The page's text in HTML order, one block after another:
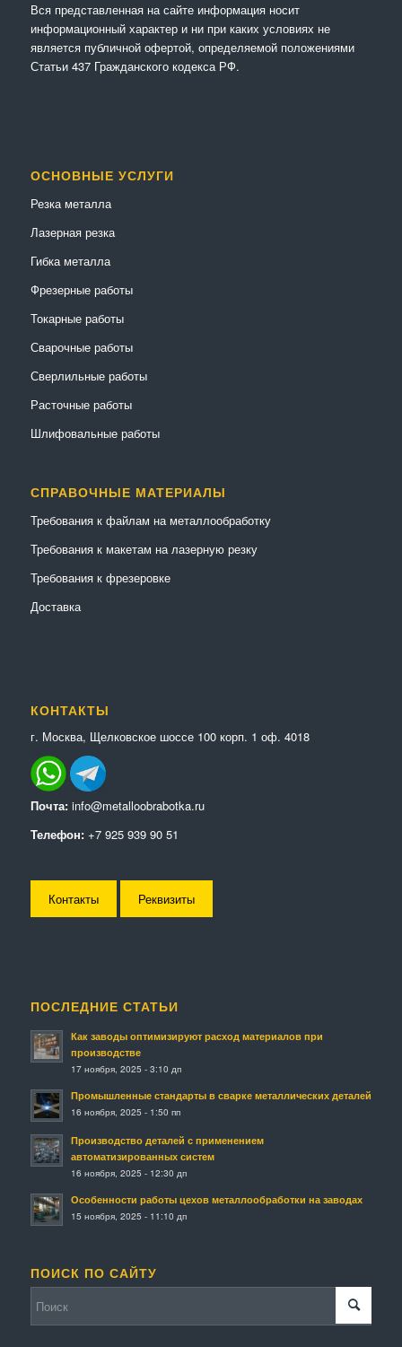
Вся представленная на сайте информация носит
информационный характер и ни при каких условиях не
является публичной офертой, определяемой положениями
Статьи 437 Гражданского кодекса РФ.
ОСНОВНЫЕ УСЛУГИ
Резка металла
Лазерная резка
Гибка металла
Фрезерные работы
Токарные работы
Сварочные работы
Сверлильные работы
Расточные работы
Шлифовальные работы
СПРАВОЧНЫЕ МАТЕРИАЛЫ
Требования к файлам на металлообработку
Требования к макетам на лазерную резку
Требования к фрезеровке
Доставка
КОНТАКТЫ
г. Москва, Щелковское шоссе 100 корп. 1 оф. 4018
Почта: info@metalloobrabotka.ru
Телефон: +7 925 939 90 51
Контакты Реквизиты
ПОСЛЕДНИЕ СТАТЬИ
Как заводы оптимизируют расход материалов при
производстве
17 ноября, 2025 - 3:10 дп
Промышленные стандарты в сварке металлических деталей
16 ноября, 2025 - 1:50 пп
Производство деталей с применением
автоматизированных систем
16 ноября, 2025 - 12:30 дп
Особенности работы цехов металлообработки на заводах
15 ноября, 2025 - 11:10 дп
ПОИСК ПО САЙТУ